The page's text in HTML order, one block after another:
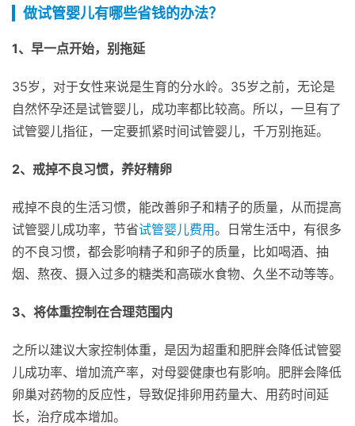
做试管婴儿有哪些省钱的办法？
1、早一点开始，别拖延
35岁，对于女性来说是生育的分水岭。35岁之前，无论是
自然怀孕还是试管婴儿，成功率都比较高。所以，一旦有了
试管婴儿指征，一定要抓紧时间试管婴儿，千万别拖延。
2、戒掉不良习惯，养好精卵
戒掉不良的生活习惯，能改善卵子和精子的质量，从而提高
试管婴儿成功率，节省试管婴儿费用。日常生活中，有很多
的不良习惯，都会影响精子和卵子的质量，比如喝酒、抽
烟、熬夜、摄入过多的糖类和高碳水食物、久坐不动等等。
3、将体重控制在合理范围内
之所以建议大家控制体重，是因为超重和肥胖会降低试管婴
儿成功率、增加流产率，对母婴健康也有影响。肥胖会降低
卵巢对药物的反应性，导致促排卵用药量大、用药时间延
长，治疗成本增加。